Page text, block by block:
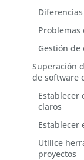
Problemas
Gestión de
Superación
de software
Establecer
claros
Establecer
Utilice
proyectos